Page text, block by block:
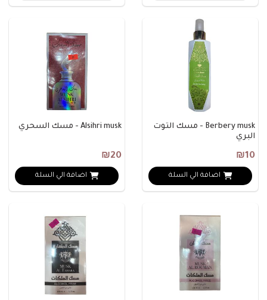
Berbery musk - مسك التوت
البري
₪10
اضافة الي السلة
Alsihri musk - مسك السحري
₪20
اضافة الي السلة